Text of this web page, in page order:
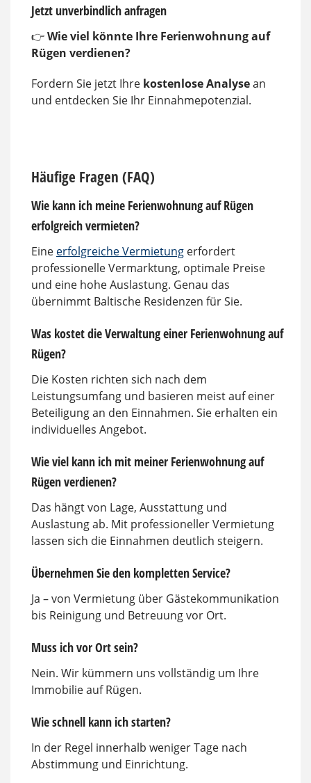
Jetzt unverbindlich anfragen
👉Wie viel könnte Ihre Ferienwohnung auf
Rügen verdienen?
Fordern Sie jetzt Ihre kostenlose Analysean
und entdecken Sie Ihr Einnahmepotenzial.
Häufige Fragen (FAQ)
Wie kann ich meine Ferienwohnung auf Rügen
erfolgreich vermieten?
Eine erfolgreiche Vermietung erfordert
professionelle Vermarktung, optimale Preise
und eine hohe Auslastung. Genau das
übernimmt Baltische Residenzen für Sie.
Was kostet die Verwaltung einer Ferienwohnung auf
Rügen?
Die Kosten richten sich nach dem
Leistungsumfang und basieren meist auf einer
Beteiligung an den Einnahmen. Sie erhalten ein
individuelles Angebot.
Wie viel kann ich mit meiner Ferienwohnung auf
Rügen verdienen?
Das hängt von Lage, Ausstattung und
Auslastung ab. Mit professioneller Vermietung
lassen sich die Einnahmen deutlich steigern.
Übernehmen Sie den kompletten Service?
Ja – von Vermietung über Gästekommunikation
bis Reinigung und Betreuung vor Ort.
Muss ich vor Ort sein?
Nein. Wir kümmern uns vollständig um Ihre
Immobilie auf Rügen.
Wie schnell kann ich starten?
In der Regel innerhalb weniger Tage nach
Abstimmung und Einrichtung.